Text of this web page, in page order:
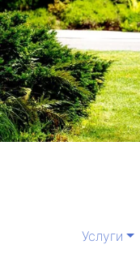
Услуги